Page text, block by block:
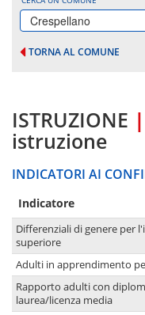
Crespellano
TORNA AL COMUNE
ISTRUZIONE |
istruzione
INDICATORI AI
Indicatore
Differenziali di genere per
superiore
Adulti in apprendimento
Rapporto adulti con
laurea/licenza media